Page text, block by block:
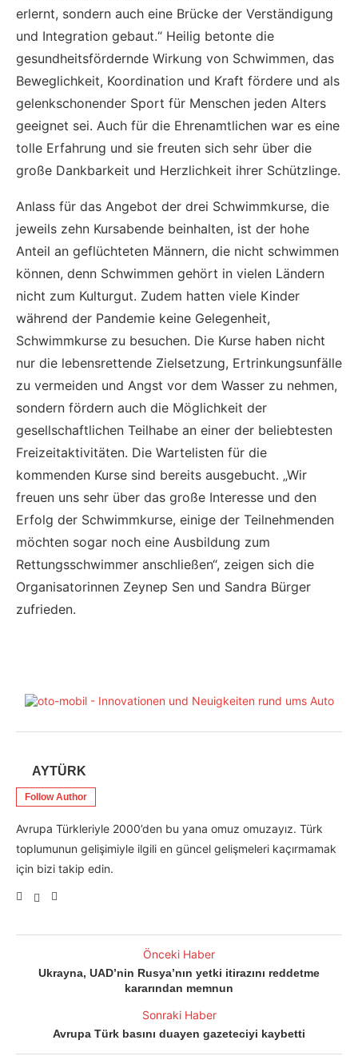
erlernt, sondern auch eine Brücke der Verständigung
und Integration gebaut.“ Heilig betonte die
gesundheitsfördernde Wirkung von Schwimmen, das
Beweglichkeit, Koordination und Kraft fördere und als
gelenkschonender Sport für Menschen jeden Alters
geeignet sei. Auch für die Ehrenamtlichen war es eine
tolle Erfahrung und sie freuten sich sehr über die
große Dankbarkeit und Herzlichkeit ihrer Schützlinge.
Anlass für das Angebot der drei Schwimmkurse, die
jeweils zehn Kursabende beinhalten, ist der hohe
Anteil an geflüchteten Männern, die nicht schwimmen
können, denn Schwimmen gehört in vielen Ländern
nicht zum Kulturgut. Zudem hatten viele Kinder
während der Pandemie keine Gelegenheit,
Schwimmkurse zu besuchen. Die Kurse haben nicht
nur die lebensrettende Zielsetzung, Ertrinkungsunfälle
zu vermeiden und Angst vor dem Wasser zu nehmen,
sondern fördern auch die Möglichkeit der
gesellschaftlichen Teilhabe an einer der beliebtesten
Freizeitaktivitäten. Die Wartelisten für die
kommenden Kurse sind bereits ausgebucht. „Wir
freuen uns sehr über das große Interesse und den
Erfolg der Schwimmkurse, einige der Teilnehmenden
möchten sogar noch eine Ausbildung zum
Rettungsschwimmer anschließen“, zeigen sich die
Organisatorinnen Zeynep Sen und Sandra Bürger
zufrieden.
AYTÜRK
Follow Author
Avrupa Türkleriyle 2000’den bu yana omuz omuzayız. Türk
toplumunun gelişimiyle ilgili en güncel gelişmeleri kaçırmamak
için bizi takip edin.
Önceki Haber
Ukrayna, UAD’nin Rusya’nın yetki itirazını reddetme
kararından memnun
Sonraki Haber
Avrupa Türk basını duayen gazeteciyi kaybetti